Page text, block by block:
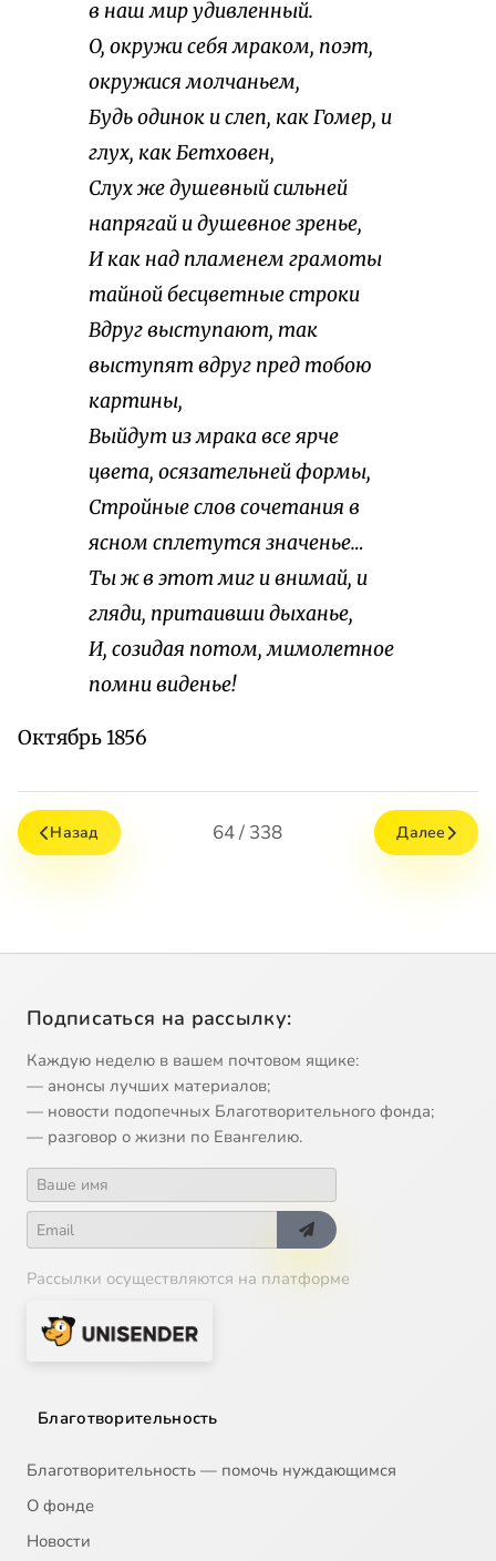
в наш мир удивленный.
O, окружи себя мраком, поэт,
окружися молчаньем,
Будь одинок и слеп, как Гомер, и
глух, как Бетховен,
Слух же душевный сильней
напрягай и душевное зренье,
И как над пламенем грамоты
тайной бесцветные строки
Вдруг выступают, так
выступят вдруг пред тобою
картины,
Выйдут из мрака все ярче
цвета, осязательней формы,
Стройные слов сочетания в
ясном сплетутся значенье…
Ты ж в этот миг и внимай, и
гляди, притаивши дыханье,
И, созидая потом, мимолетное
помни виденье!
Октябрь 1856
Назад 64 / 338 Далее
Подписаться на рассылку:
Каждую неделю в вашем почтовом ящике:
— анонсы лучших материалов;
— новости подопечных Благотворительного фонда;
— разговор о жизни по Евангелию.
Рассылки осуществляются на платформе
Благотворительность
Благотворительность — помочь нуждающимся
О фонде
Новости